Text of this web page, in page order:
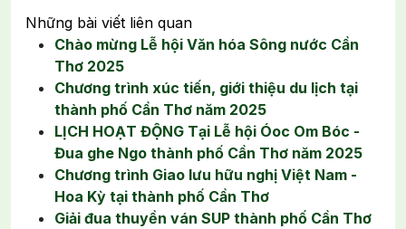
Những bài viết liên quan
Chào mừng Lễ hội Văn hóa Sông nước Cần
Thơ 2025
Chương trình xúc tiến, giới thiệu du lịch tại
thành phố Cần Thơ năm 2025
LỊCH HOẠT ĐỘNG Tại Lễ hội Óoc Om Bóc -
Đua ghe Ngo thành phố Cần Thơ năm 2025
Chương trình Giao lưu hữu nghị Việt Nam -
Hoa Kỳ tại thành phố Cần Thơ
Giải đua thuyền ván SUP thành phố Cần Thơ